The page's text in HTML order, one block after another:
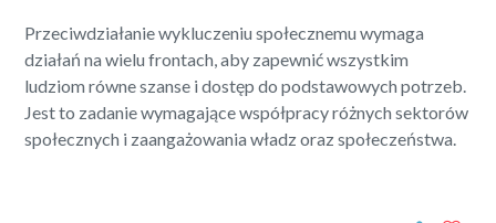
Przeciwdziałanie wykluczeniu społecznemu wymaga
działań na wielu frontach, aby zapewnić wszystkim
ludziom równe szanse i dostęp do podstawowych potrzeb.
Jest to zadanie wymagające współpracy różnych sektorów
społecznych i zaangażowania władz oraz społeczeństwa.